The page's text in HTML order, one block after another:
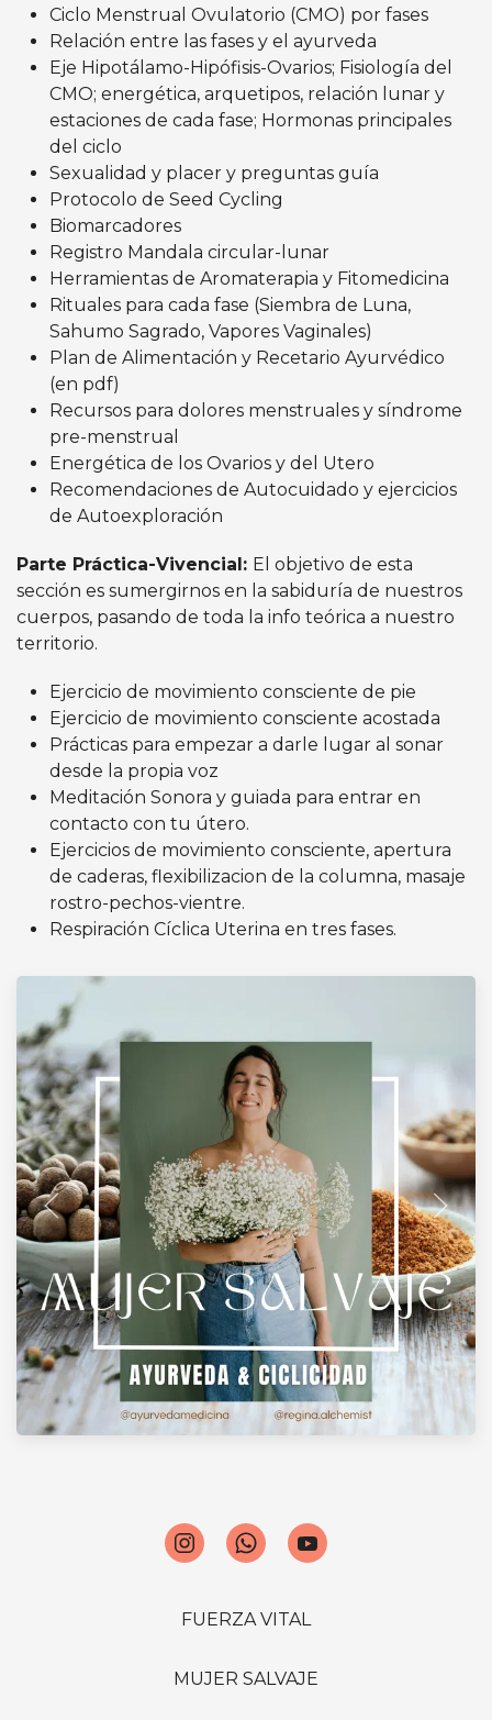
Ciclo Menstrual Ovulatorio (CMO) por fases
Relación entre las fases y el ayurveda
Eje Hipotálamo-Hipófisis-Ovarios; Fisiología del
CMO; energética, arquetipos, relación lunar y
estaciones de cada fase; Hormonas principales
del ciclo
Sexualidad y placer y preguntas guía
Protocolo de Seed Cycling
Biomarcadores
Registro Mandala circular-lunar
Herramientas de Aromaterapia y Fitomedicina
Rituales para cada fase (Siembra de Luna,
Sahumo Sagrado, Vapores Vaginales)
Plan de Alimentación y Recetario Ayurvédico
(en pdf)
Recursos para dolores menstruales y síndrome
pre-menstrual
Energética de los Ovarios y del Utero
Recomendaciones de Autocuidado y ejercicios
de Autoexploración
Parte Práctica-Vivencial: El objetivo de esta
sección es sumergirnos en la sabiduría de nuestros
cuerpos, pasando de toda la info teórica a nuestro
territorio.
Ejercicio de movimiento consciente de pie
Ejercicio de movimiento consciente acostada
Prácticas para empezar a darle lugar al sonar
desde la propia voz
Meditación Sonora y guiada para entrar en
contacto con tu útero.
Ejercicios de movimiento consciente, apertura
de caderas, flexibilizacion de la columna, masaje
rostro-pechos-vientre.
Respiración Cíclica Uterina en tres fases.
FUERZA VITAL
MUJER SALVAJE